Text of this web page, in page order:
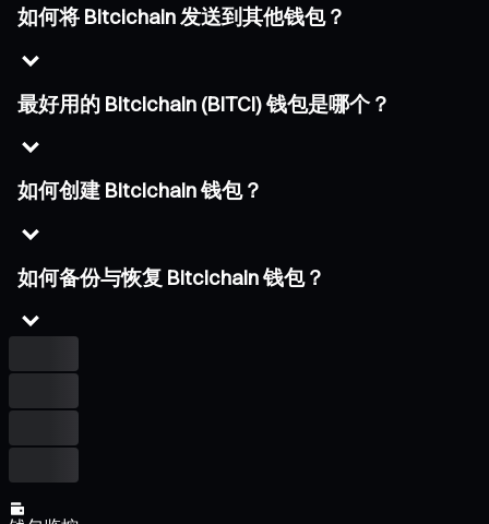
如何将 Bitcichain 发送到其他钱包？
最好用的 Bitcichain (BITCI) 钱包是哪个？
如何创建 Bitcichain 钱包？
如何备份与恢复 Bitcichain 钱包？